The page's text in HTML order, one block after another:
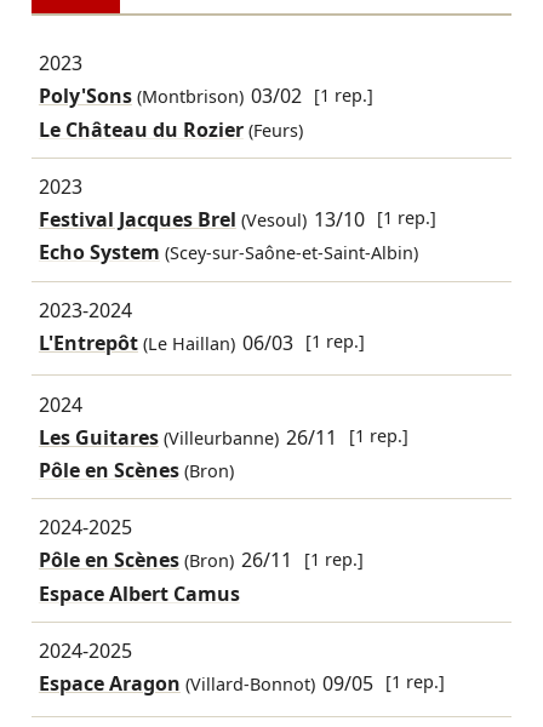
2023
Poly'Sons(Montbrison) 03/02 [1 rep.]
Le Château du Rozier (Feurs)
2023
Festival Jacques Brel (Vesoul) 13/10 [1 rep.]
Echo System (Scey-sur-Saône-et-Saint-Albin)
2023-2024
L'Entrepôt(Le Haillan) 06/03 [1 rep.]
2024
Les Guitares(Villeurbanne) 26/11 [1 rep.]
Pôle en Scènes (Bron)
2024-2025
Pôle en Scènes(Bron) 26/11 [1 rep.]
Espace Albert Camus
2024-2025
Espace Aragon (Villard-Bonnot) 09/05 [1 rep.]